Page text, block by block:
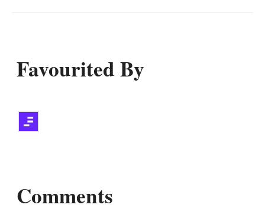
Favourited By
Comments